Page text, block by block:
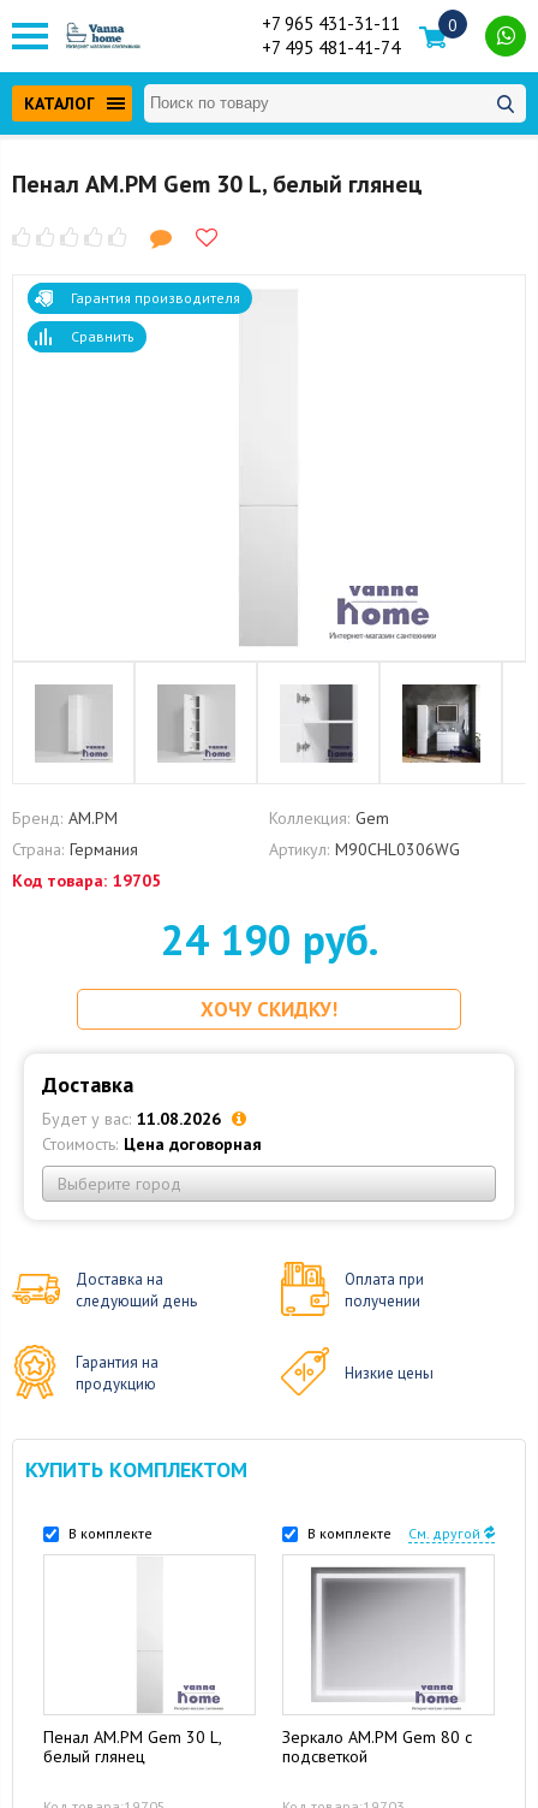
+7 965 431-31-11
+7 495 481-41-74
0
КАТАЛОГ
Пенал AM.PM Gem 30 L, белый глянец
Гарантия производителя
Сравнить
Бренд: AM.PM Коллекция: Gem
Страна: Германия Артикул: M90CHL0306WG
Код товара: 19705
24 190 руб.
ХОЧУ СКИДКУ!
Доставка
Будет у вас: 11.08.2026
Стоимость: Цена договорная
Выберите город
Доставка на
следующий день
Оплата при
получении
Гарантия на
продукцию
Низкие цены
КУПИТЬ КОМПЛЕКТОМ
В комплекте
Пенал AM.PM Gem 30 L,
белый глянец
В комплекте См. другой
Зеркало AM.PM Gem 80 с
подсветкой